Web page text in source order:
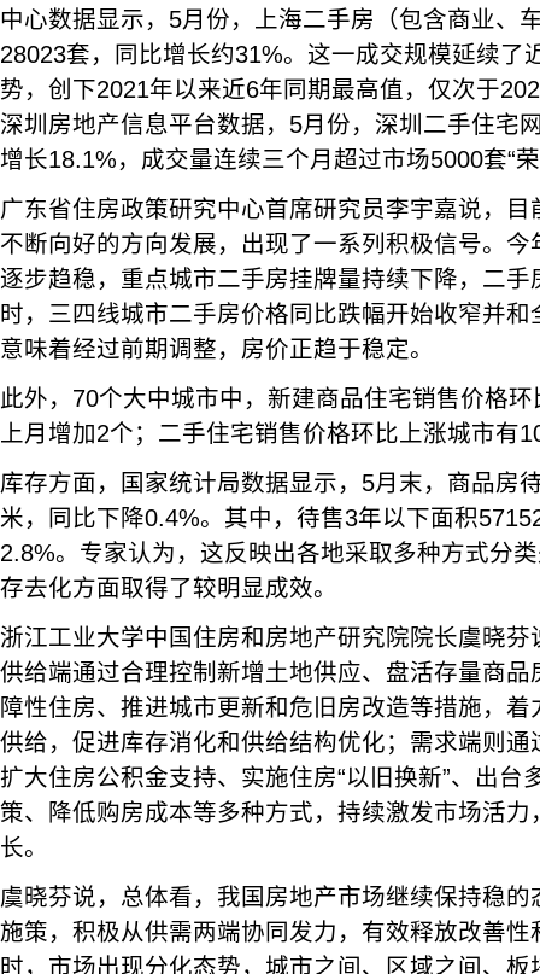
中心数据显示，5月份，上海二手房（包含商业、
28023套，同比增长约31%。这一成交规模延续了
势，创下2021年以来近6年同期最高值，仅次于
深圳房地产信息平台数据，5月份，深圳二手住宅
增长18.1%，成交量连续三个月超过市场5000套“
广东省住房政策研究中心首席研究员李宇嘉说，
不断向好的方向发展，出现了一系列积极信号。
逐步趋稳，重点城市二手房挂牌量持续下降，二
时，三四线城市二手房价格同比跌幅开始收窄并
意味着经过前期调整，房价正趋于稳定。
此外，70个大中城市中，新建商品住宅销售价格
上月增加2个；二手住宅销售价格环比上涨城市有
库存方面，国家统计局数据显示，5月末，商品房
米，同比下降0.4%。其中，待售3年以下面积
2.8%。专家认为，这反映出各地采取多种方式分
存去化方面取得了较明显成效。
浙江工业大学中国住房和房地产研究院院长虞晓
供给端通过合理控制新增土地供应、盘活存量商
障性住房、推进城市更新和危旧房改造等措施，
供给，促进库存消化和供给结构优化；需求端则
扩大住房公积金支持、实施住房“以旧换新”、出台
策、降低购房成本等多种方式，持续激发市场活
长。
虞晓芬说，总体看，我国房地产市场继续保持稳
施策，积极从供需两端协同发力，有效释放改善性
时，市场出现分化态势，城市之间、区域之间、